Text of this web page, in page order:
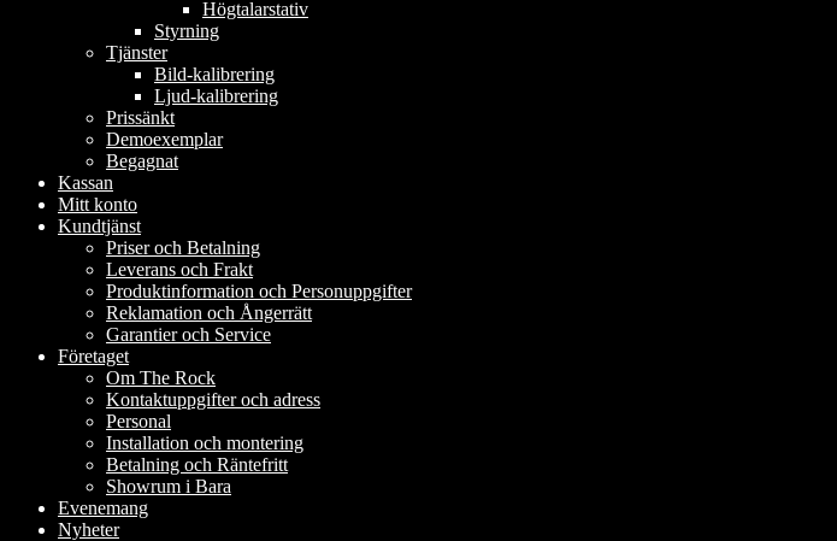
Högtalarstativ
Styrning
Tjänster
Bild-kalibrering
Ljud-kalibrering
Prissänkt
Demoexemplar
Begagnat
Kassan
Mitt konto
Kundtjänst
Priser och Betalning
Leverans och Frakt
Produktinformation och Personuppgifter
Reklamation och Ångerrätt
Garantier och Service
Företaget
Om The Rock
Kontaktuppgifter och adress
Personal
Installation och montering
Betalning och Räntefritt
Showrum i Bara
Evenemang
Nyheter